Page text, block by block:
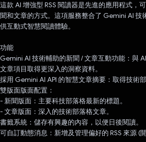
這款 AI 增強型 RSS 閱讀器是先進的應用程式，
聞和文章的方式。這項服務整合了 Gemini AI 技
供互動式智慧閱讀體驗。
功能
Gemini AI 技術輔助的新聞 / 文章互動功能：與
文章項目取得更深入的洞察資料。
採用 Gemini AI API 的智慧文章摘要：取得技術
雙版面版面配置：
- 新聞版面：主要科技部落格最新的標題。
- 文章版面：深入的技術部落格文章。
書籤系統：儲存有興趣的內容，以便日後閱讀。
可自訂動態消息：新增及管理偏好的 RSS 來源 (開